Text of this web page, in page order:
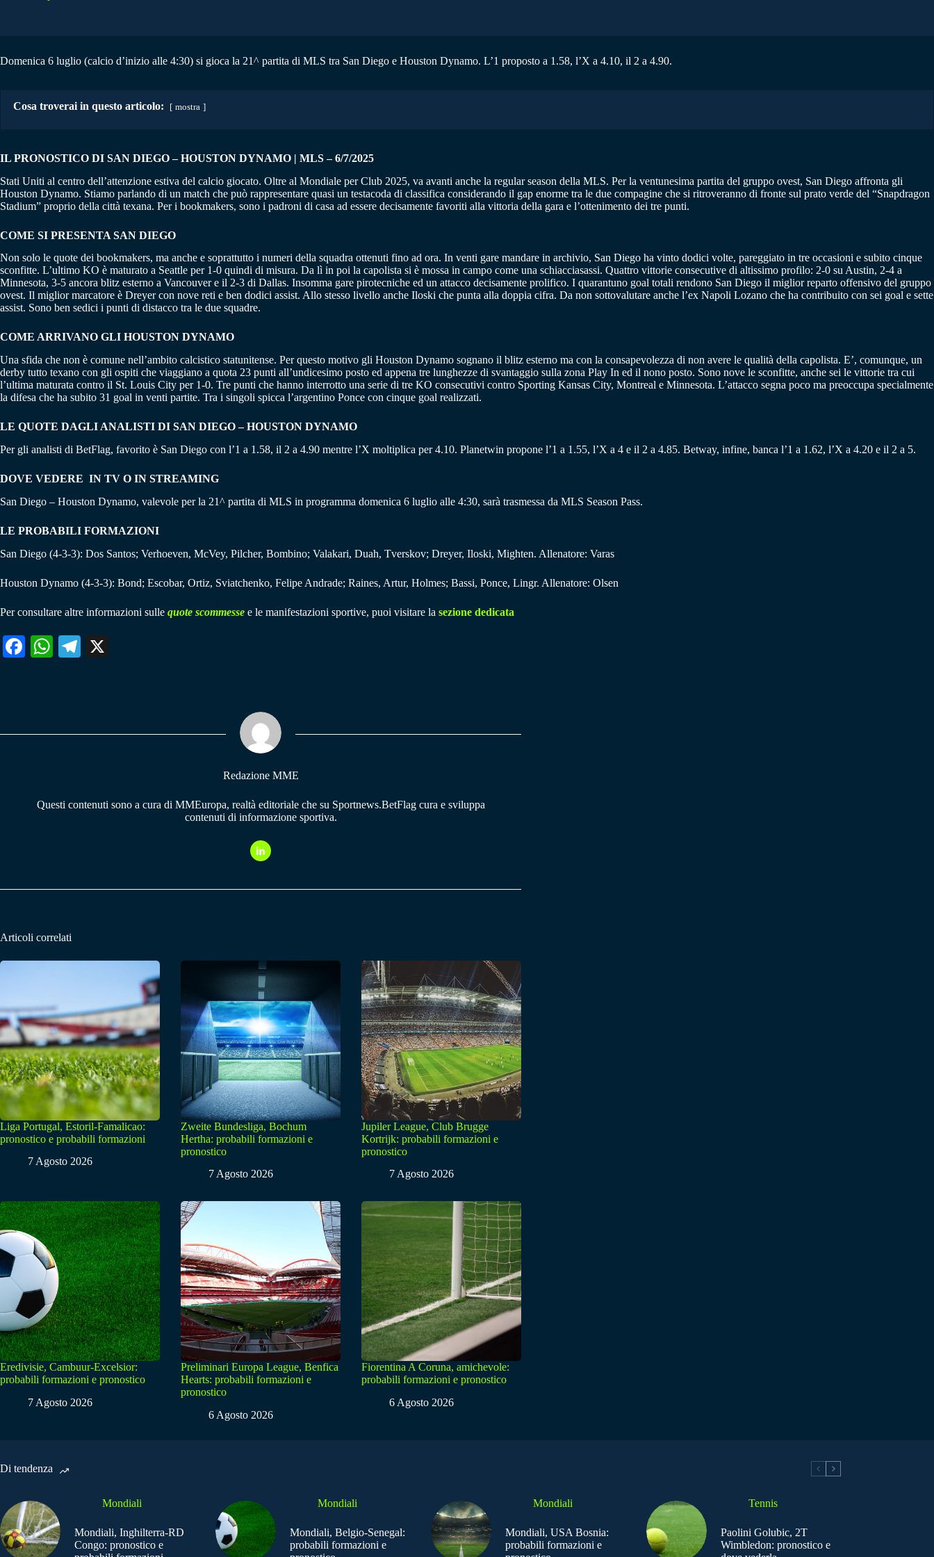
Domenica 6 luglio (calcio d’inizio alle 4:30) si gioca la 21^ partita di MLS tra San Diego e Houston Dynamo. L’1 proposto a 1.58, l’X a 4.10, il 2 a 4.90.
Cosa troverai in questo articolo: mostra
IL PRONOSTICO DI SAN DIEGO – HOUSTON DYNAMO | MLS – 6/7/2025
Stati Uniti al centro dell’attenzione estiva del calcio giocato. Oltre al Mondiale per Club 2025, va avanti anche la regular season della MLS. Per la ventunesima partita del gruppo ovest, San Diego affronta gli
Houston Dynamo. Stiamo parlando di un match che può rappresentare quasi un testacoda di classifica considerando il gap enorme tra le due compagine che si ritroveranno di fronte sul prato verde del “Snapdragon
Stadium” proprio della città texana. Per i bookmakers, sono i padroni di casa ad essere decisamente favoriti alla vittoria della gara e l’ottenimento dei tre punti.
COME SI PRESENTA SAN DIEGO
Non solo le quote dei bookmakers, ma anche e soprattutto i numeri della squadra ottenuti fino ad ora. In venti gare mandare in archivio, San Diego ha vinto dodici volte, pareggiato in tre occasioni e subito cinque
sconfitte. L’ultimo KO è maturato a Seattle per 1-0 quindi di misura. Da lì in poi la capolista si è mossa in campo come una schiacciasassi. Quattro vittorie consecutive di altissimo profilo: 2-0 su Austin, 2-4 a
Minnesota, 3-5 ancora blitz esterno a Vancouver e il 2-3 di Dallas. Insomma gare pirotecniche ed un attacco decisamente prolifico. I quarantuno goal totali rendono San Diego il miglior reparto offensivo del gruppo
ovest. Il miglior marcatore è Dreyer con nove reti e ben dodici assist. Allo stesso livello anche Iloski che punta alla doppia cifra. Da non sottovalutare anche l’ex Napoli Lozano che ha contribuito con sei goal e sette
assist. Sono ben sedici i punti di distacco tra le due squadre.
COME ARRIVANO GLI HOUSTON DYNAMO
Una sfida che non è comune nell’ambito calcistico statunitense. Per questo motivo gli Houston Dynamo sognano il blitz esterno ma con la consapevolezza di non avere le qualità della capolista. E’, comunque, un
derby tutto texano con gli ospiti che viaggiano a quota 23 punti all’undicesimo posto ed appena tre lunghezze di svantaggio sulla zona Play In ed il nono posto. Sono nove le sconfitte, anche sei le vittorie tra cui
l’ultima maturata contro il St. Louis City per 1-0. Tre punti che hanno interrotto una serie di tre KO consecutivi contro Sporting Kansas City, Montreal e Minnesota. L’attacco segna poco ma preoccupa specialmente
la difesa che ha subito 31 goal in venti partite. Tra i singoli spicca l’argentino Ponce con cinque goal realizzati.
LE QUOTE DAGLI ANALISTI DI SAN DIEGO – HOUSTON DYNAMO
Per gli analisti di BetFlag, favorito è San Diego con l’1 a 1.58, il 2 a 4.90 mentre l’X moltiplica per 4.10. Planetwin propone l’1 a 1.55, l’X a 4 e il 2 a 4.85. Betway, infine, banca l’1 a 1.62, l’X a 4.20 e il 2 a 5.
DOVE VEDERE IN TV O IN STREAMING
San Diego – Houston Dynamo, valevole per la 21^ partita di MLS in programma domenica 6 luglio alle 4:30, sarà trasmessa da MLS Season Pass.
LE PROBABILI FORMAZIONI
San Diego (4-3-3): Dos Santos; Verhoeven, McVey, Pilcher, Bombino; Valakari, Duah, Tverskov; Dreyer, Iloski, Mighten. Allenatore: Varas
Houston Dynamo (4-3-3): Bond; Escobar, Ortiz, Sviatchenko, Felipe Andrade; Raines, Artur, Holmes; Bassi, Ponce, Lingr. Allenatore: Olsen
Per consultare altre informazioni sulle quote scommesse e le manifestazioni sportive, puoi visitare la sezione dedicata
Fa W
pp
Te
m
Redazione MME
Questi contenuti sono a cura di MMEuropa, realtà editoriale che su Sportnews.BetFlag cura e sviluppa
contenuti di informazione sportiva.
Articoli correlati
Liga Portugal, Estoril-Famalicao:
pronostico e probabili formazioni
7 Agosto 2026
Zweite Bundesliga, Bochum
Hertha: probabili formazioni e
pronostico
7 Agosto 2026
Jupiler League, Club Brugge
Kortrijk: probabili formazioni e
pronostico
7 Agosto 2026
Eredivisie, Cambuur-Excelsior:
probabili formazioni e pronostico
7 Agosto 2026
Preliminari Europa League, Benfica
Hearts: probabili formazioni e
pronostico
6 Agosto 2026
Fiorentina A Coruna, amichevole:
probabili formazioni e pronostico
6 Agosto 2026
Di tendenza
Mondiali
Mondiali, Inghilterra-RD
Congo: pronostico e
Mondiali
Mondiali, Belgio-Senegal:
probabili formazioni e
Mondiali
Mondiali, USA Bosnia:
probabili formazioni e
Tennis
Paolini Golubic, 2T
Wimbledon: pronostico e